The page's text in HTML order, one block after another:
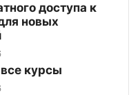
доступа к
новых
курсы